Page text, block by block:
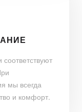
мы всегда
и комфорт.